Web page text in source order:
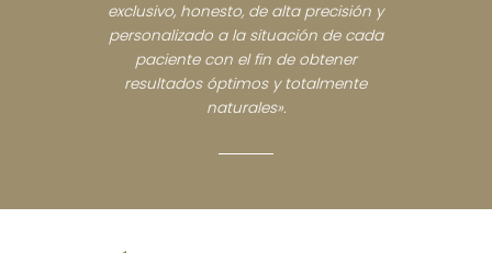
exclusivo, honesto, de alta precisión y
personalizado a la situación de cada
paciente con el fin de obtener
resultados óptimos y totalmente
naturales».